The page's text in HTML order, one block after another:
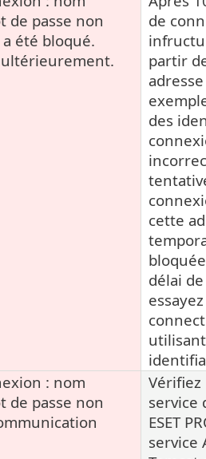
de passe non
été bloqué.
de
partir
des
cette
délai
: nom
de passe non
Vérifiez
service
ESET
service